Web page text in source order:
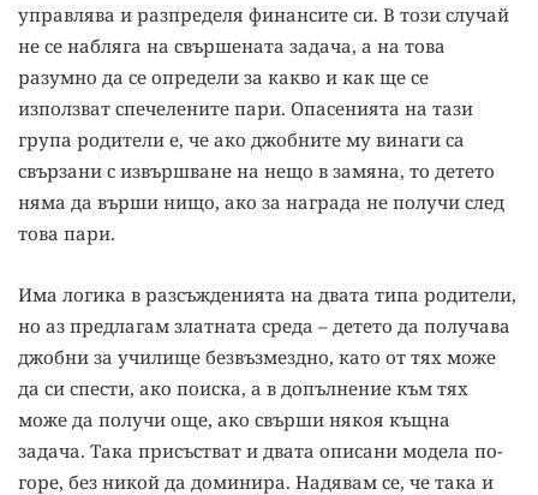
управлява и разпределя финансите си. В този случай
не се набляга на свършената задача, а на това
разумно да се определи за какво и как ще се
използват спечелените пари. Опасенията на тази
група родители е, че ако джобните му винаги са
свързани с извършване на нещо в замяна, то детето
няма да върши нищо, ако за награда не получи след
това пари.
Има логика в разсъжденията на двата типа родители,
но аз предлагам златната среда – детето да получава
джобни за училище безвъзмездно, като от тях може
да си спести, ако поиска, а в допълнение към тях
може да получи още, ако свърши някоя къщна
задача. Така присъстват и двата описани модела по-
горе, без никой да доминира. Надявам се, че така и